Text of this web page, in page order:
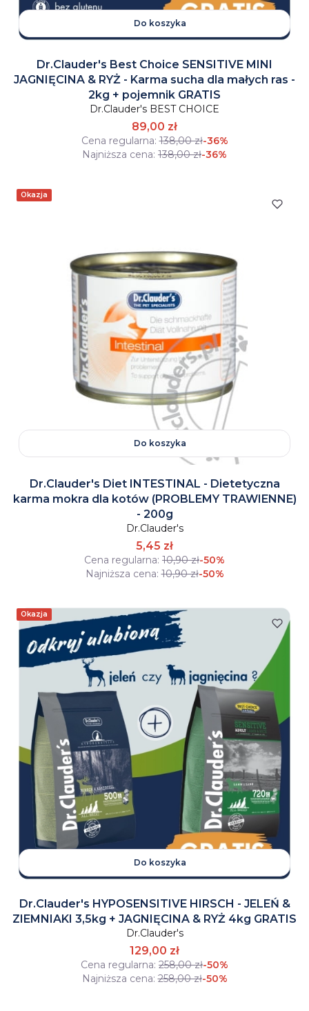
Do koszyka
Dr.Clauder's Best Choice SENSITIVE MINI
JAGNIĘCINA & RYŻ - Karma sucha dla małych ras -
2kg + pojemnik GRATIS
Dr.Clauder's BEST CHOICE
89,00 zł
Cena regularna: 138,00 zł-36%
Najniższa cena: 138,00 zł-36%
Okazja
Do koszyka
Dr.Clauder's Diet INTESTINAL - Dietetyczna
karma mokra dla kotów (PROBLEMY TRAWIENNE)
- 200g
Dr.Clauder's
5,45 zł
Cena regularna: 10,90 zł-50%
Najniższa cena: 10,90 zł-50%
Okazja
Do koszyka
Dr.Clauder's HYPOSENSITIVE HIRSCH - JELEŃ &
ZIEMNIAKI 3,5kg + JAGNIĘCINA & RYŻ 4kg GRATIS
Dr.Clauder's
129,00 zł
Cena regularna: 258,00 zł-50%
Najniższa cena: 258,00 zł-50%